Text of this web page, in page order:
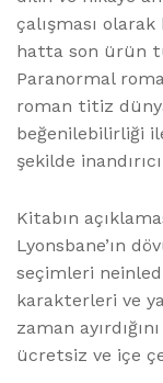
çalışması
hatta son ürün
Paranormal
roman titiz
beğenilebilirliği
şekilde
Kitabın
Lyonsbane’ın
seçimleri
karakterleri ve
zaman
ücretsiz ve içe